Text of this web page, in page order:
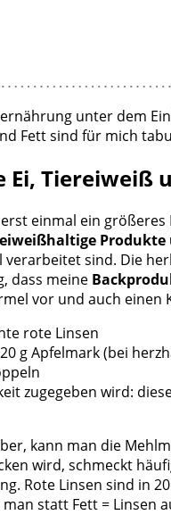
unter dem
Fett sind für mich
Ei, Tiereiweiß
einmal ein
sind. Die
dass meine
vor und auch
rote Linsen
20 g Apfelmark (bei
zugegeben wird:
kann man die
wird, schmeckt
Rote Linsen sind in
statt Fett = Linsen